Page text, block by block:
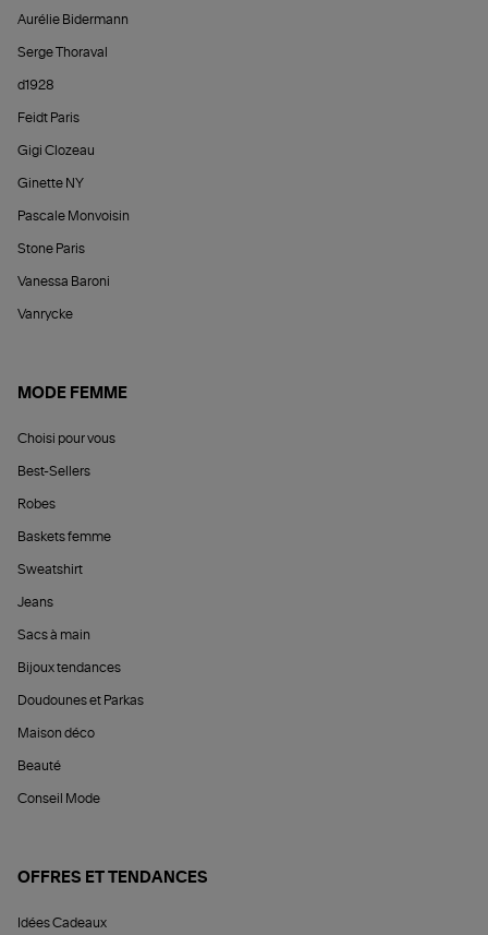
Aurélie Bidermann
Serge Thoraval
d1928
Feidt Paris
Gigi Clozeau
Ginette NY
Pascale Monvoisin
Stone Paris
Vanessa Baroni
Vanrycke
MODE FEMME
Choisi pour vous
Best-Sellers
Robes
Baskets femme
Sweatshirt
Jeans
Sacs à main
Bijoux tendances
Doudounes et Parkas
Maison déco
Beauté
Conseil Mode
OFFRES ET TENDANCES
Idées Cadeaux